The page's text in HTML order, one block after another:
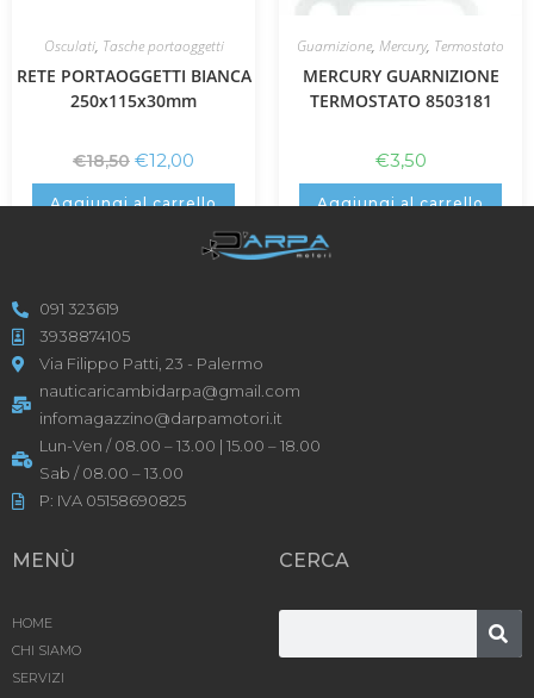
Osculati, Tasche portaoggetti
RETE PORTAOGGETTI BIANCA
250x115x30mm
€18,50 €12,00
Aggiungi al carrello
Guarnizione, Mercury, Termostato
MERCURY GUARNIZIONE
TERMOSTATO 8503181
€3,50
Aggiungi al carrello
091 323619
3938874105
Via Filippo Patti, 23 - Palermo
nauticaricambidarpa@gmail.com
infomagazzino@darpamotori.it
Lun-Ven / 08.00 – 13.00 | 15.00 – 18.00
Sab / 08.00 – 13.00
P: IVA 05158690825
MENÙ
HOME
CHI SIAMO
SERVIZI
CERCA